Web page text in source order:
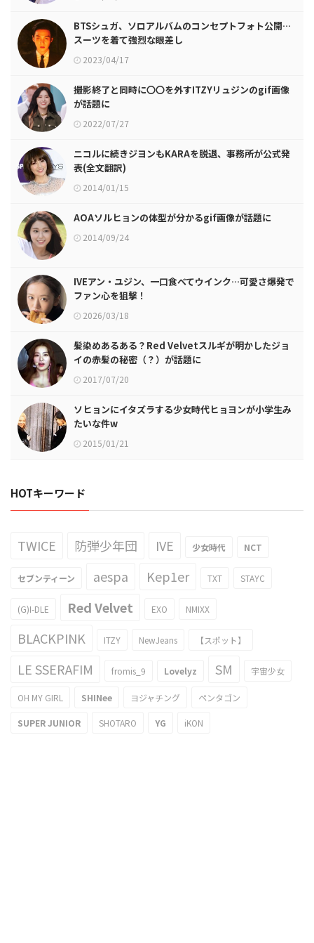
BTSシュガ、ソロアルバムのコンセプトフォト公開…
スーツを着て強烈な眼差し
2023/04/17
撮影終了と同時に〇〇を外すITZYリュジンのgif画像
が話題に
2022/07/27
ニコルに続きジヨンもKARAを脱退、事務所が公式発
表(全文翻訳)
2014/01/15
AOAソルヒョンの体型が分かるgif画像が話題に
2014/09/24
IVEアン・ユジン、一口食べてウインク…可愛さ爆発で
ファン心を狙撃！
2026/03/18
髪染めあるある？Red Velvetスルギが明かしたジョ
イの赤髪の秘密（？）が話題に
2017/07/20
ソヒョンにイタズラする少女時代ヒョヨンが小学生み
たいな件w
2015/01/21
HOTキーワード
TWICE 防弾少年団 IVE 少女時代 NCT
セブンティーン aespa Kep1er TXT STAYC
(G)I-DLE Red Velvet EXO NMIXX
BLACKPINK ITZY NewJeans 【スポット】
LE SSERAFIM fromis_9 Lovelyz SM 宇宙少女
OH MY GIRL SHINee ヨジャチング ペンタゴン
SUPER JUNIOR SHOTARO YG iKON